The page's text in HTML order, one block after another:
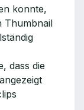
konnte,
Thumbnail
dass die